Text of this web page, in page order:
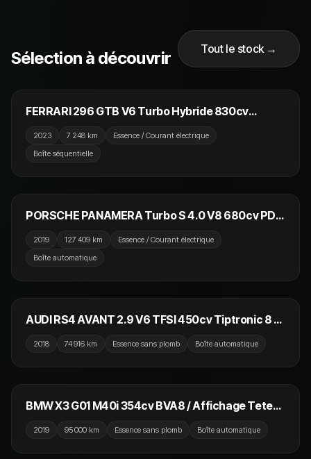
Sélection à découvrir
Tout le stock →
289 990 €
FERRARI 296 GTB V6 Turbo Hybride 830cv
2023 7 248 km
Essence / Courant électrique
Boîte séquentielle
67 990 €
PORSCHE PANAMERA Turbo S 4.0 V8 680cv PDK
d'options
2019 127 409 km
Essence / Courant électrique
Boîte automatique
NOUVEAU
54 990 €
AUDI RS4 AVANT 2.9 V6 TFSI 450cv Tiptronic 8 /
2018 74 916 km Essence sans plomb Boîte automatique
42 990 €
BMW X3 G01 M40i 354cv BVA8 / Affichage Tete
Chauffants
2019 95 000 km Essence sans plomb Boîte automatique